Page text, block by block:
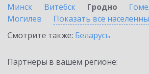
Минск
Витебск Гродно
Могилев
Показать все
Смотрите также: Беларусь
Партнеры в вашем регионе: